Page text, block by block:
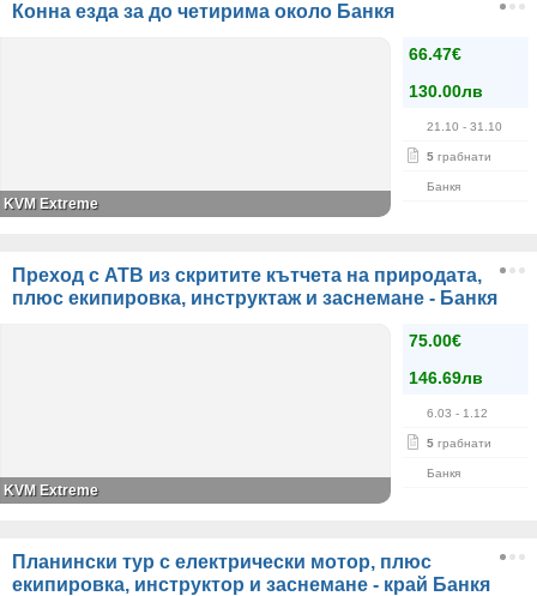
Конна езда за до четирима около Банкя
66.47€
130.00лв
21.10 - 31.10
5 грабнати
Банкя
KVM Extreme
Преход с АТВ из скритите кътчета на природата,
плюс екипировка, инструктаж и заснемане - Банкя
75.00€
146.69лв
6.03 - 1.12
5 грабнати
Банкя
KVM Extreme
Планински тур с електрически мотор, плюс
екипировка, инструктор и заснемане - край Банкя